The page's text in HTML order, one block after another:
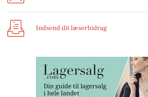
Indsend dit læserbidrag